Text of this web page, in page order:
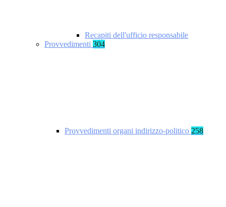
Recapiti dell'ufficio responsabile
Provvedimenti 304
Provvedimenti organi indirizzo-politico 258